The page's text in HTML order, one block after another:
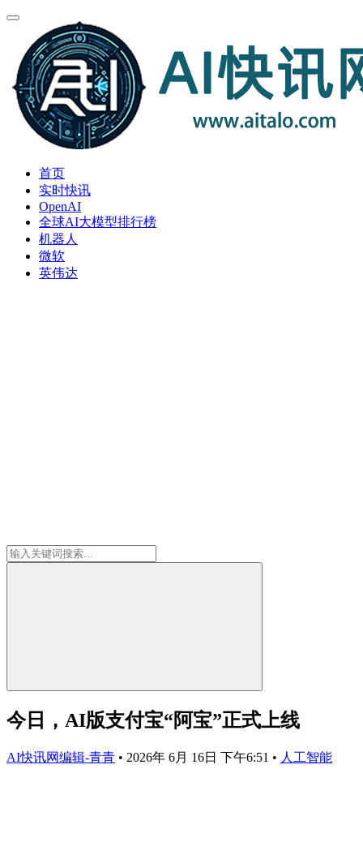
首页
实时快讯
OpenAI
全球AI大模型排行榜
机器人
微软
英伟达
今日，AI版支付宝“阿宝”正式上线
AI快讯网编辑-青青 • 2026年 6月 16日 下午6:51 • 人工智能